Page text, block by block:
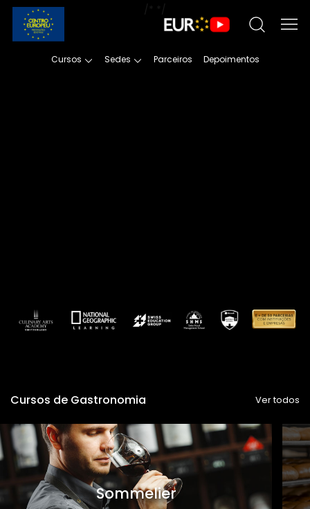
Cursos Sedes Parceiros Depoimentos
/* */
Cursos de Gastronomia Ver todos
Sommelier